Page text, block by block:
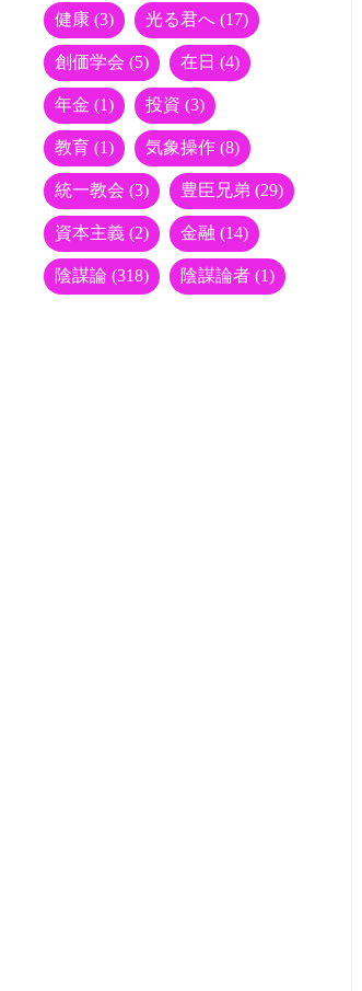
健康 (3) 光る君へ (17)
創価学会 (5) 在日 (4)
年金 (1) 投資 (3)
教育 (1) 気象操作 (8)
統一教会 (3) 豊臣兄弟 (29)
資本主義 (2) 金融 (14)
陰謀論 (318) 陰謀論者 (1)